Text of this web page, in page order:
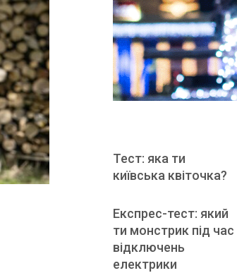
Тест: яка ти
київська квіточка?
Експрес-тест: який
ти монстрик під час
відключень
електрики